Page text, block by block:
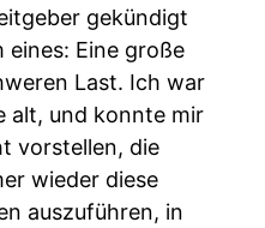
gekündigt
eines: Eine große
Last. Ich war
alt, und konnte mir
vorstellen, die
wieder diese
auszuführen, in